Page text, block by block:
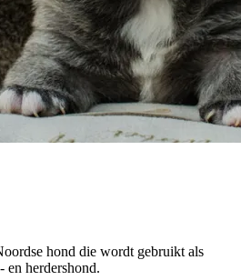
hond die wordt gebruikt als
en herdershond.